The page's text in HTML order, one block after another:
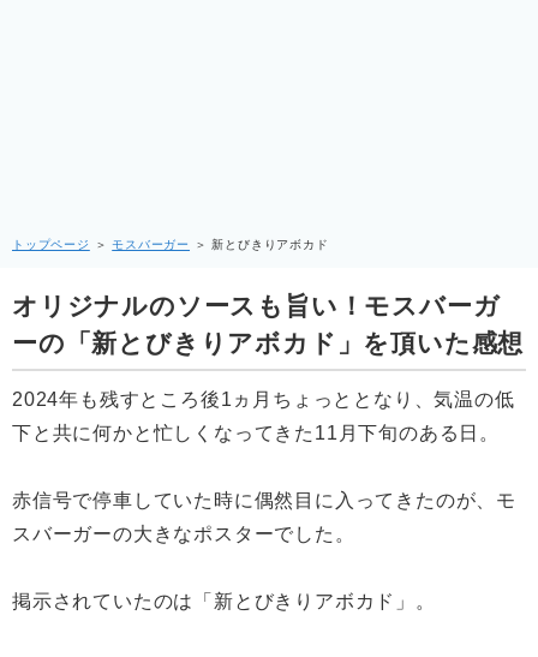
トップページ ＞モスバーガー ＞新とびきりアボカド
オリジナルのソースも旨い！モスバーガ
ーの「新とびきりアボカド」を頂いた感想
2024年も残すところ後1ヵ月ちょっととなり、気温の低
下と共に何かと忙しくなってきた11月下旬のある日。
赤信号で停車していた時に偶然目に入ってきたのが、モ
スバーガーの大きなポスターでした。
掲示されていたのは「新とびきりアボカド」。